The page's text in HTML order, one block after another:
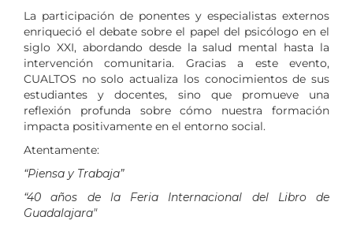
La participación de ponentes y especialistas externos
enriqueció el debate sobre el papel del psicólogo en el
siglo XXI, abordando desde la salud mental hasta la
intervención comunitaria. Gracias a este evento,
CUALTOS no solo actualiza los conocimientos de sus
estudiantes y docentes, sino que promueve una
reflexión profunda sobre cómo nuestra formación
impacta positivamente en el entorno social.
Atentamente:
“Piensa y Trabaja”
“40 años de la Feria Internacional del Libro de
Guadalajara"